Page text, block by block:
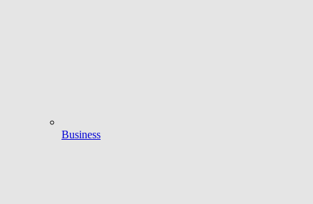
Business